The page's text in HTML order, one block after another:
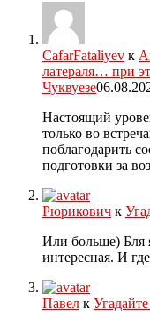
CafarFataliyev к
латераля… при
Чуквуезе
Настоящий
только во
поблагодарить
подготовки за
Рюрикович к
Или больше) Бля
интересная. И
Павел к